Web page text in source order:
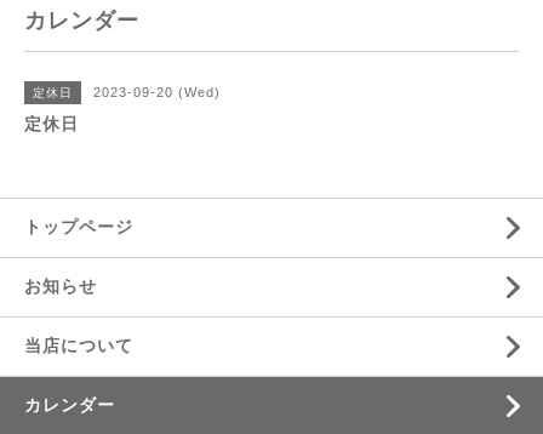
カレンダー
定休日 2023-09-20 (Wed)
定休日
トップページ
お知らせ
当店について
カレンダー